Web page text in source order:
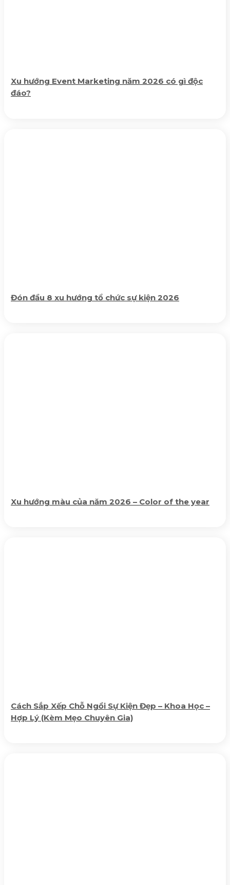
Xu hướng Event Marketing năm 2026 có gì độc
đáo?
Đón đầu 8 xu hướng tổ chức sự kiện 2026
Xu hướng màu của năm 2026 – Color of the year
Cách Sắp Xếp Chỗ Ngồi Sự Kiện Đẹp – Khoa Học –
Hợp Lý (Kèm Mẹo Chuyên Gia)